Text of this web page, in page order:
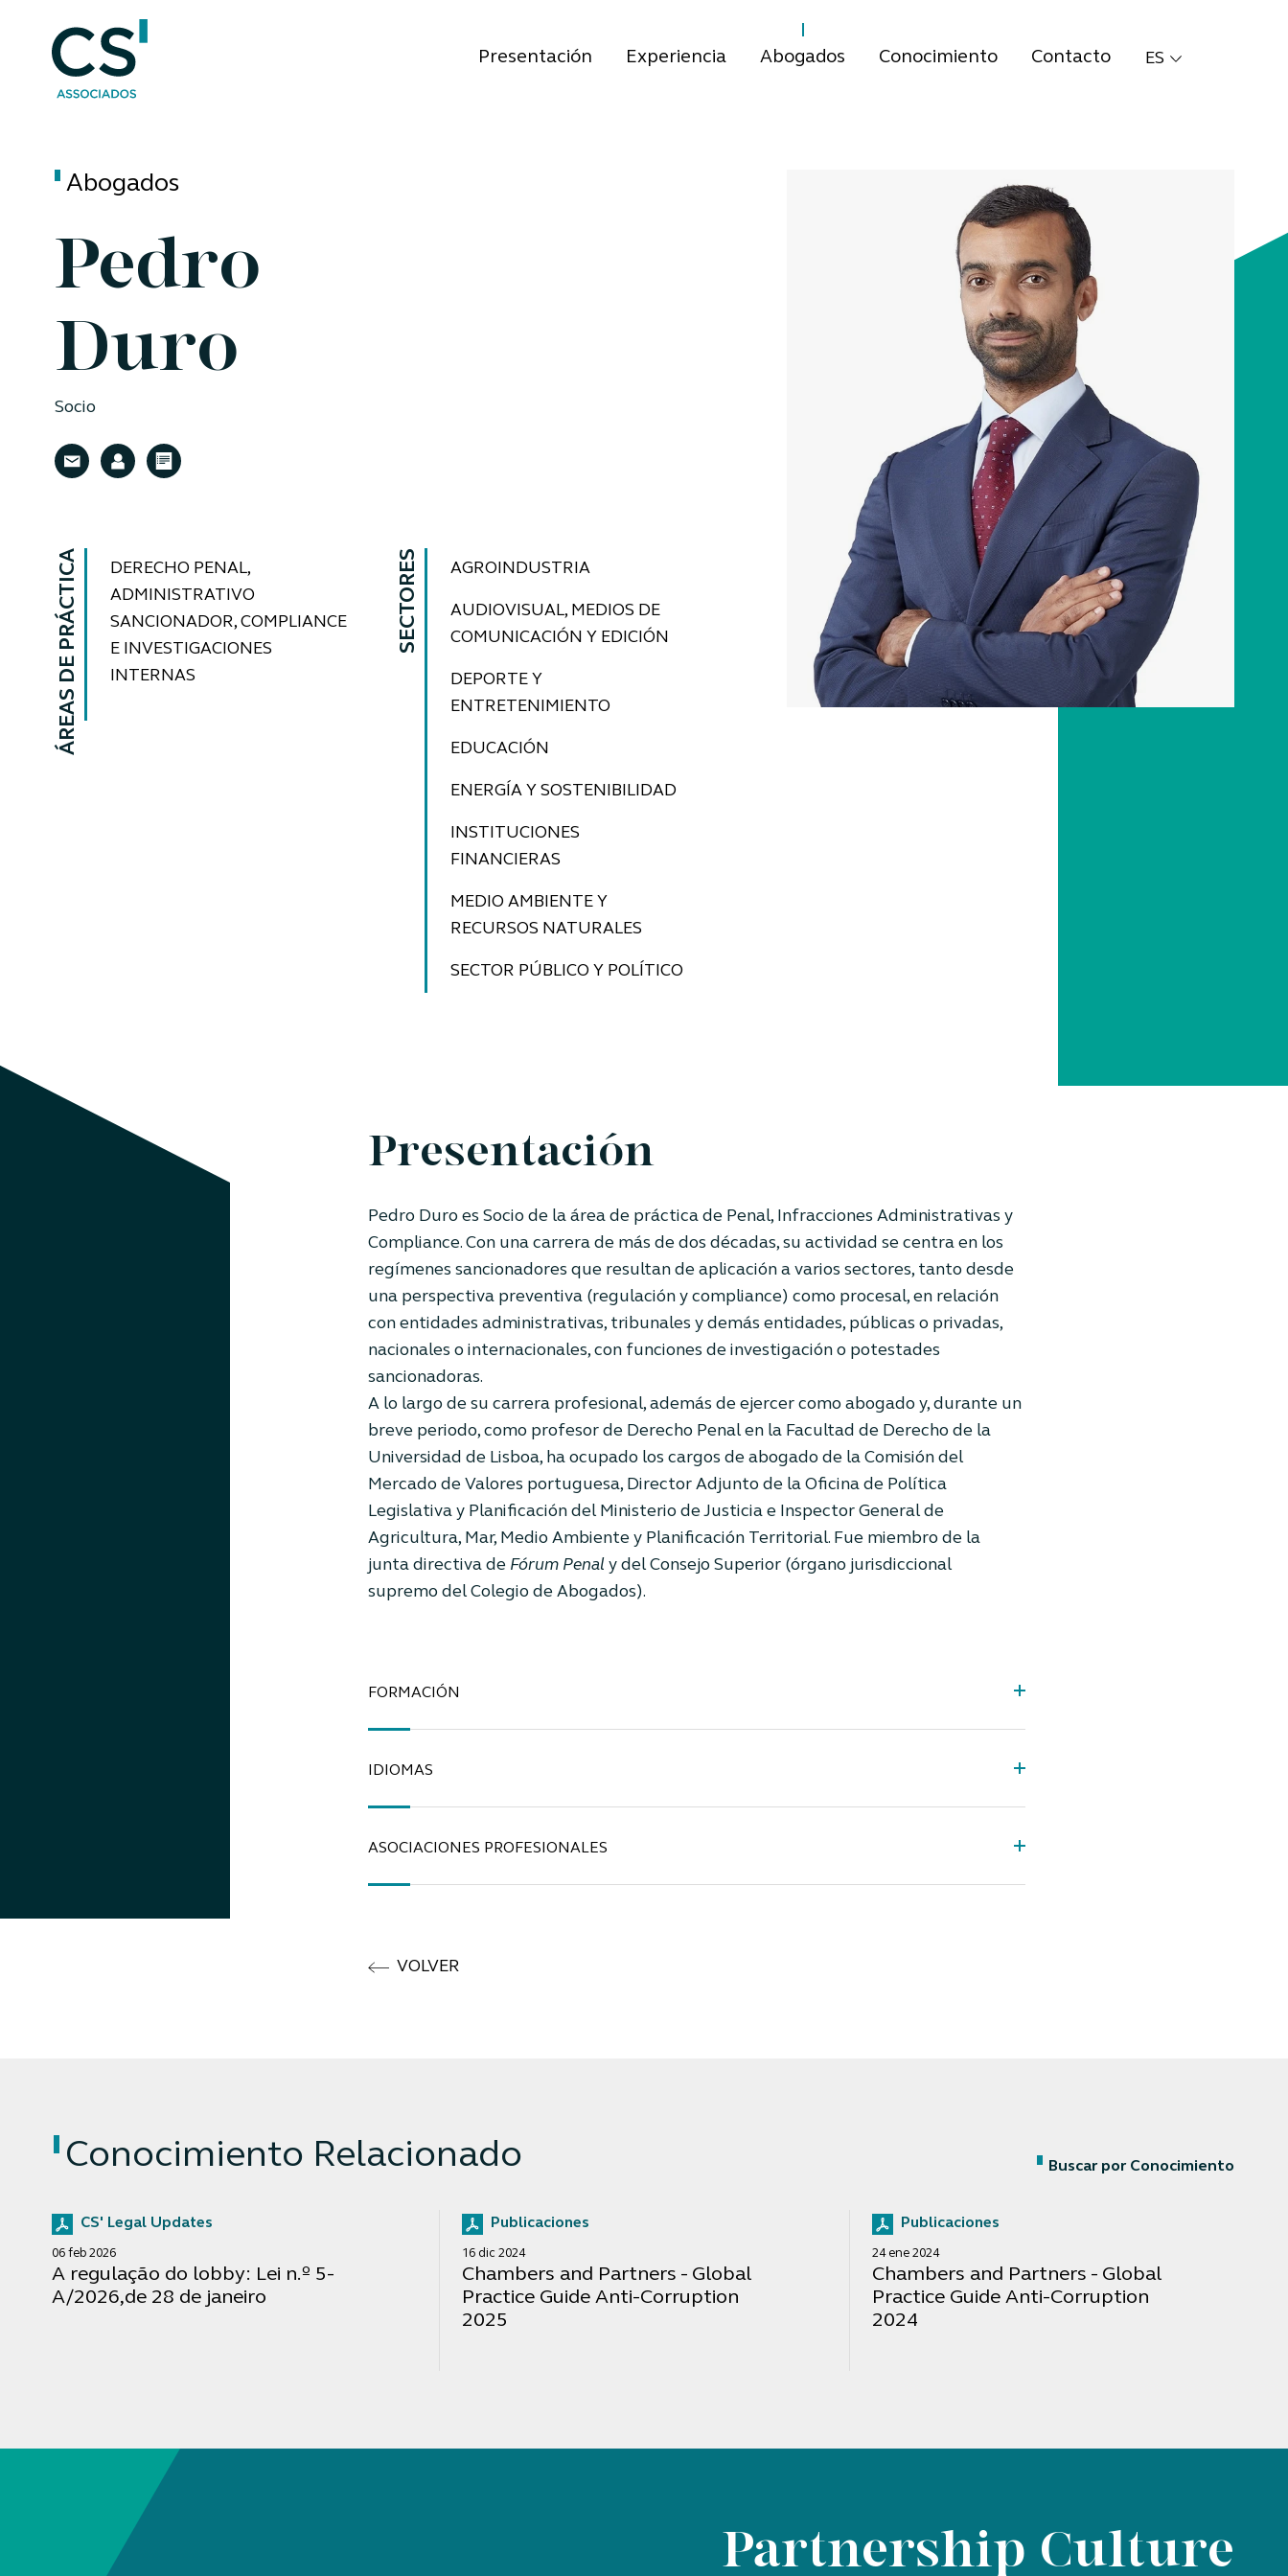
Presentación Experiencia Abogados Conocimiento Contacto ES
Abogados
Pedro
Duro
Socio
ÁREAS DE PRÁCTICA
DERECHO PENAL,
ADMINISTRATIVO
SANCIONADOR, COMPLIANCE
E INVESTIGACIONES
INTERNAS
SECTORES AGROINDUSTRIA
AUDIOVISUAL, MEDIOS DE
COMUNICACIÓN Y EDICIÓN
DEPORTE Y
ENTRETENIMIENTO
EDUCACIÓN
ENERGÍA Y SOSTENIBILIDAD
INSTITUCIONES
FINANCIERAS
MEDIO AMBIENTE Y
RECURSOS NATURALES
SECTOR PÚBLICO Y POLÍTICO
Presentación
Pedro Duro es Socio de la área de práctica de Penal, Infracciones Administrativas y
Compliance. Con una carrera de más de dos décadas, su actividad se centra en los
regímenes sancionadores que resultan de aplicación a varios sectores, tanto desde
una perspectiva preventiva (regulación y compliance) como procesal, en relación
con entidades administrativas, tribunales y demás entidades, públicas o privadas,
nacionales o internacionales, con funciones de investigación o potestades
sancionadoras.
A lo largo de su carrera profesional, además de ejercer como abogado y, durante un
breve periodo, como profesor de Derecho Penal en la Facultad de Derecho de la
Universidad de Lisboa, ha ocupado los cargos de abogado de la Comisión del
Mercado de Valores portuguesa, Director Adjunto de la Oficina de Política
Legislativa y Planificación del Ministerio de Justicia e Inspector General de
Agricultura, Mar, Medio Ambiente y Planificación Territorial. Fue miembro de la
junta directiva de Fórum Penal y del Consejo Superior (órgano jurisdiccional
supremo del Colegio de Abogados).
FORMACIÓN
IDIOMAS
ASOCIACIONES PROFESIONALES
VOLVER
Conocimiento Relacionado Buscar por Conocimiento
CS' Legal Updates
06 feb 2026
A regulação do lobby: Lei n.º 5-
A/2026,de 28 de janeiro
Publicaciones
16 dic 2024
Chambers and Partners - Global
Practice Guide Anti-Corruption
2025
Publicaciones
24 ene 2024
Chambers and Partners - Global
Practice Guide Anti-Corruption
2024
Partnership Culture